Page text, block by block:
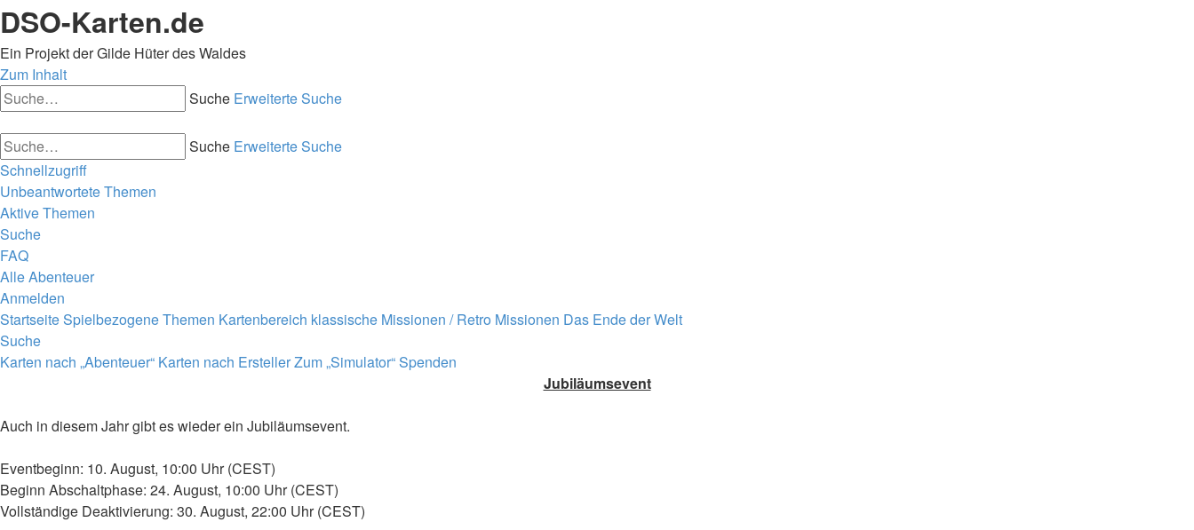
DSO-Karten.de
Ein Projekt der Gilde Hüter des Waldes
Zum Inhalt
Suche Erweiterte Suche
Suche Erweiterte Suche
Schnellzugriff
Unbeantwortete Themen
Aktive Themen
Suche
FAQ
Alle Abenteuer
Anmelden
StartseiteSpielbezogene Themen Kartenbereich klassische Missionen / Retro Missionen Das Ende der Welt
Suche
Karten nach „Abenteuer“ Karten nach ErstellerZum „Simulator“Spenden
Jubiläumsevent
Auch in diesem Jahr gibt es wieder ein Jubiläumsevent.
Eventbeginn: 10. August, 10:00 Uhr (CEST)
Beginn Abschaltphase: 24. August, 10:00 Uhr (CEST)
Vollständige Deaktivierung: 30. August, 22:00 Uhr (CEST)